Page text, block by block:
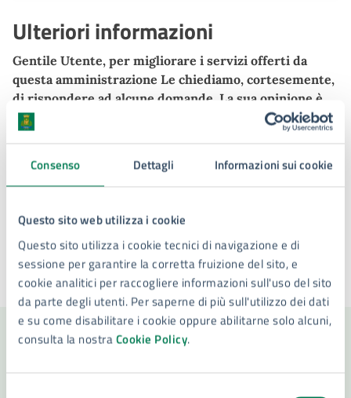
Consenso Dettagli Informazioni sui cookie
Questo sito web utilizza i cookie
Questo sito utilizza i cookie tecnici di navigazione e di
sessione per garantire la corretta fruizione del sito, e
cookie analitici per raccogliere informazioni sull'uso del sito
da parte degli utenti. Per saperne di più sull'utilizzo dei dati
e su come disabilitare i cookie oppure abilitarne solo alcuni,
consulta la nostraCookie Policy.
Ulteriori informazioni
Gentile Utente, per migliorare i servizi offerti da
questa amministrazione Le chiediamo, cortesemente,
di rispondere ad alcune domande. La sua opinione è
per noi preziosa. Il questionario è anonimo, e i dati
raccolti saranno trattati cumulativamente nel
Compila il questionario di gradimento dei Servizi
Ultimo aggiornamento:14/05/2026, 10:06
Contenuti correlati